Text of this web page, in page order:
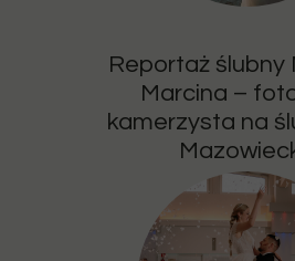
Reportaż ślubny
Marcina –
kamerzysta na